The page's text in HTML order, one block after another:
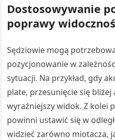
Dostosowywanie
poprawy
Sędziowie mogą
pozycjonowanie w
sytuacji. Na przykład, gdy
plate, przesunięcie się
wyraźniejszy widok. Z kolei
powinni ustawić się w
widzieć zarówno miotacza,